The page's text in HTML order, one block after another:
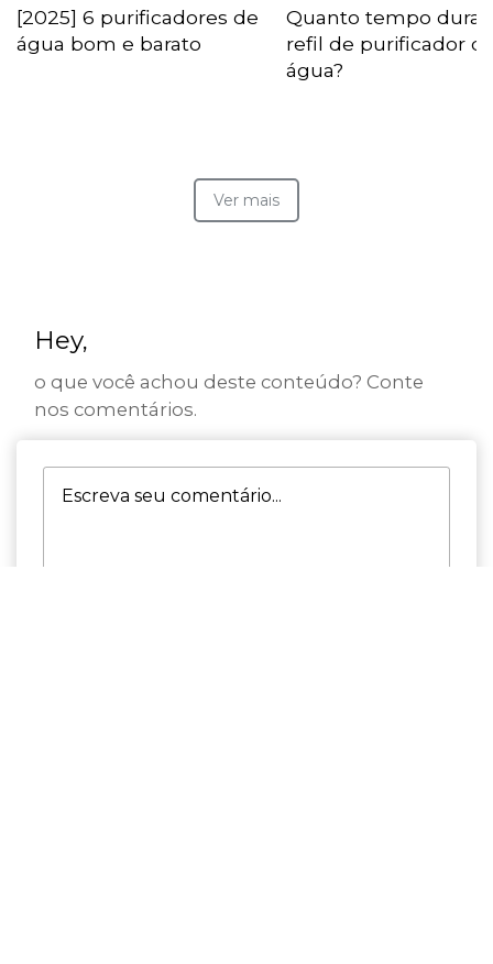
[2025] 6 purificadores de
água bom e barato
Quanto tempo dura
refil de purificador
água?
Ver mais
Hey,
o que você achou deste conteúdo? Conte
nos comentários.